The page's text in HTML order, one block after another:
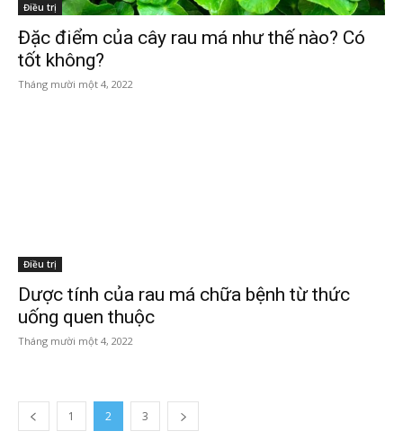
Điều trị
Đặc điểm của cây rau má như thế nào? Có
tốt không?
Tháng mười một 4, 2022
Điều trị
Dược tính của rau má chữa bệnh từ thức
uống quen thuộc
Tháng mười một 4, 2022
1 2 3